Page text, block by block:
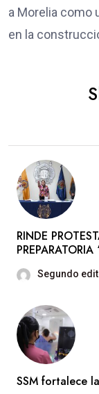
a Morelia como
en la
RINDE
PREPARATORIA
Segundo
SSM fortalece